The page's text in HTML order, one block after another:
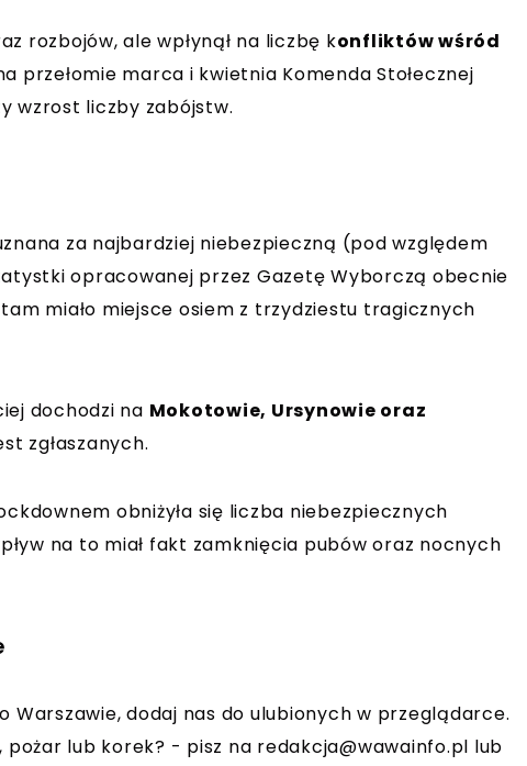
rozbojów, ale wpłynął na liczbę konfliktów wśród
przełomie marca i kwietnia Komenda Stołecznej
wzrost liczby zabójstw.
za najbardziej niebezpieczną (pod względem
opracowanej przez Gazetę Wyborczą obecnie
miało miejsce osiem z trzydziestu tragicznych
dochodzi na Mokotowie, Ursynowie oraz
zgłaszanych.
obniżyła się liczba niebezpiecznych
na to miał fakt zamknięcia pubów oraz nocnych
dodaj nas do ulubionych w przeglądarce.
pożar lub korek? - pisz na redakcja@wawainfo.pl lub